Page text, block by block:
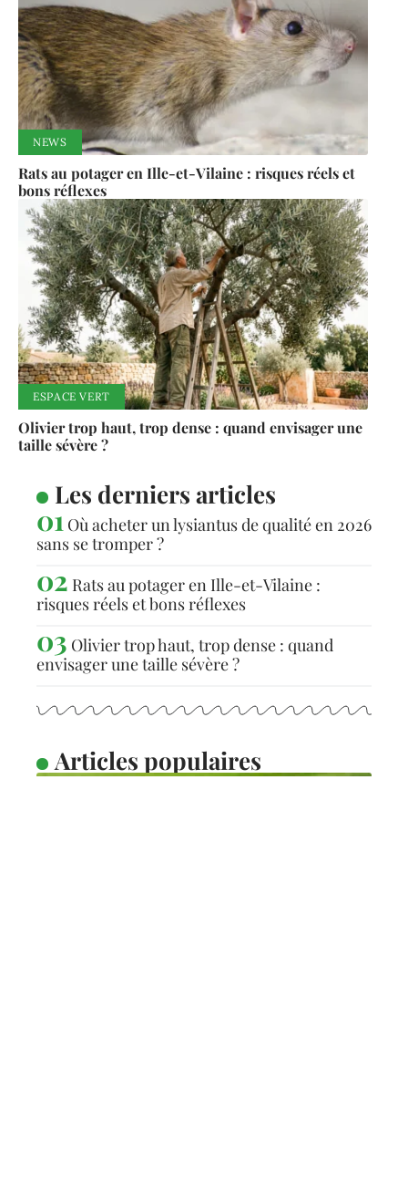
NEWS
Rats au potager en Ille-et-Vilaine : risques réels et
bons réflexes
ESPACE VERT
Olivier trop haut, trop dense : quand envisager une
taille sévère ?
Les derniers articles
Où acheter un lysiantus de qualité en 2026
sans se tromper ?
Rats au potager en Ille-et-Vilaine :
risques réels et bons réflexes
Olivier trop haut, trop dense : quand
envisager une taille sévère ?
Articles populaires